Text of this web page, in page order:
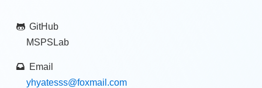
GitHub
MSPSLab
Email
yhyatesss@foxmail.com